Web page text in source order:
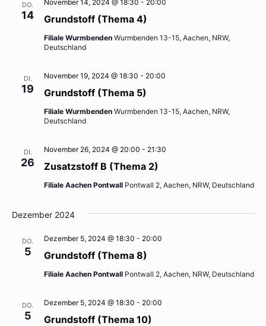
DO.
14 Grundstoff (Thema 4)
November 14, 2024 @ 18:30 - 20:00
Filiale Wurmbenden Wurmbenden 13-15, Aachen, NRW,
Deutschland
DI.
19 Grundstoff (Thema 5)
November 19, 2024 @ 18:30 - 20:00
Filiale Wurmbenden Wurmbenden 13-15, Aachen, NRW,
Deutschland
DI.
26 Zusatzstoff B (Thema 2)
November 26, 2024 @ 20:00 - 21:30
Filiale Aachen Pontwall Pontwall 2, Aachen, NRW, Deutschland
Dezember 2024
DO.
5 Grundstoff (Thema 8)
Dezember 5, 2024 @ 18:30 - 20:00
Filiale Aachen Pontwall Pontwall 2, Aachen, NRW, Deutschland
DO.
5 Grundstoff (Thema 10)
Dezember 5, 2024 @ 18:30 - 20:00